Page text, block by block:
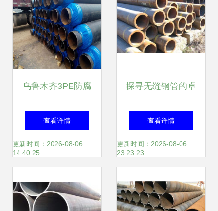
乌鲁木齐3PE防腐
燃气钢管厂商直
供，品质与服务的
查看详情
更新时间：2026-08-06
14:40:25
探寻无缝钢管的卓
越性能与广阔应用
——以制冷大市场
查看详情
更新时间：2026-08-06
23:23:23